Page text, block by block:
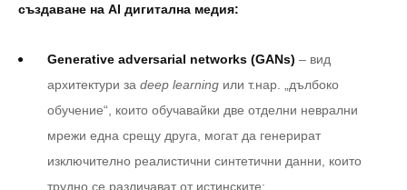
създаване на AI дигитална медия:
Generative adversarial networks (GANs) – вид
архитектури за deep learning или т.нар. „дълбоко
обучение“, които обучавайки две отделни неврални
мрежи една срещу друга, могат да генерират
изключително реалистични синтетични данни, които
трудно се различават от истинските;